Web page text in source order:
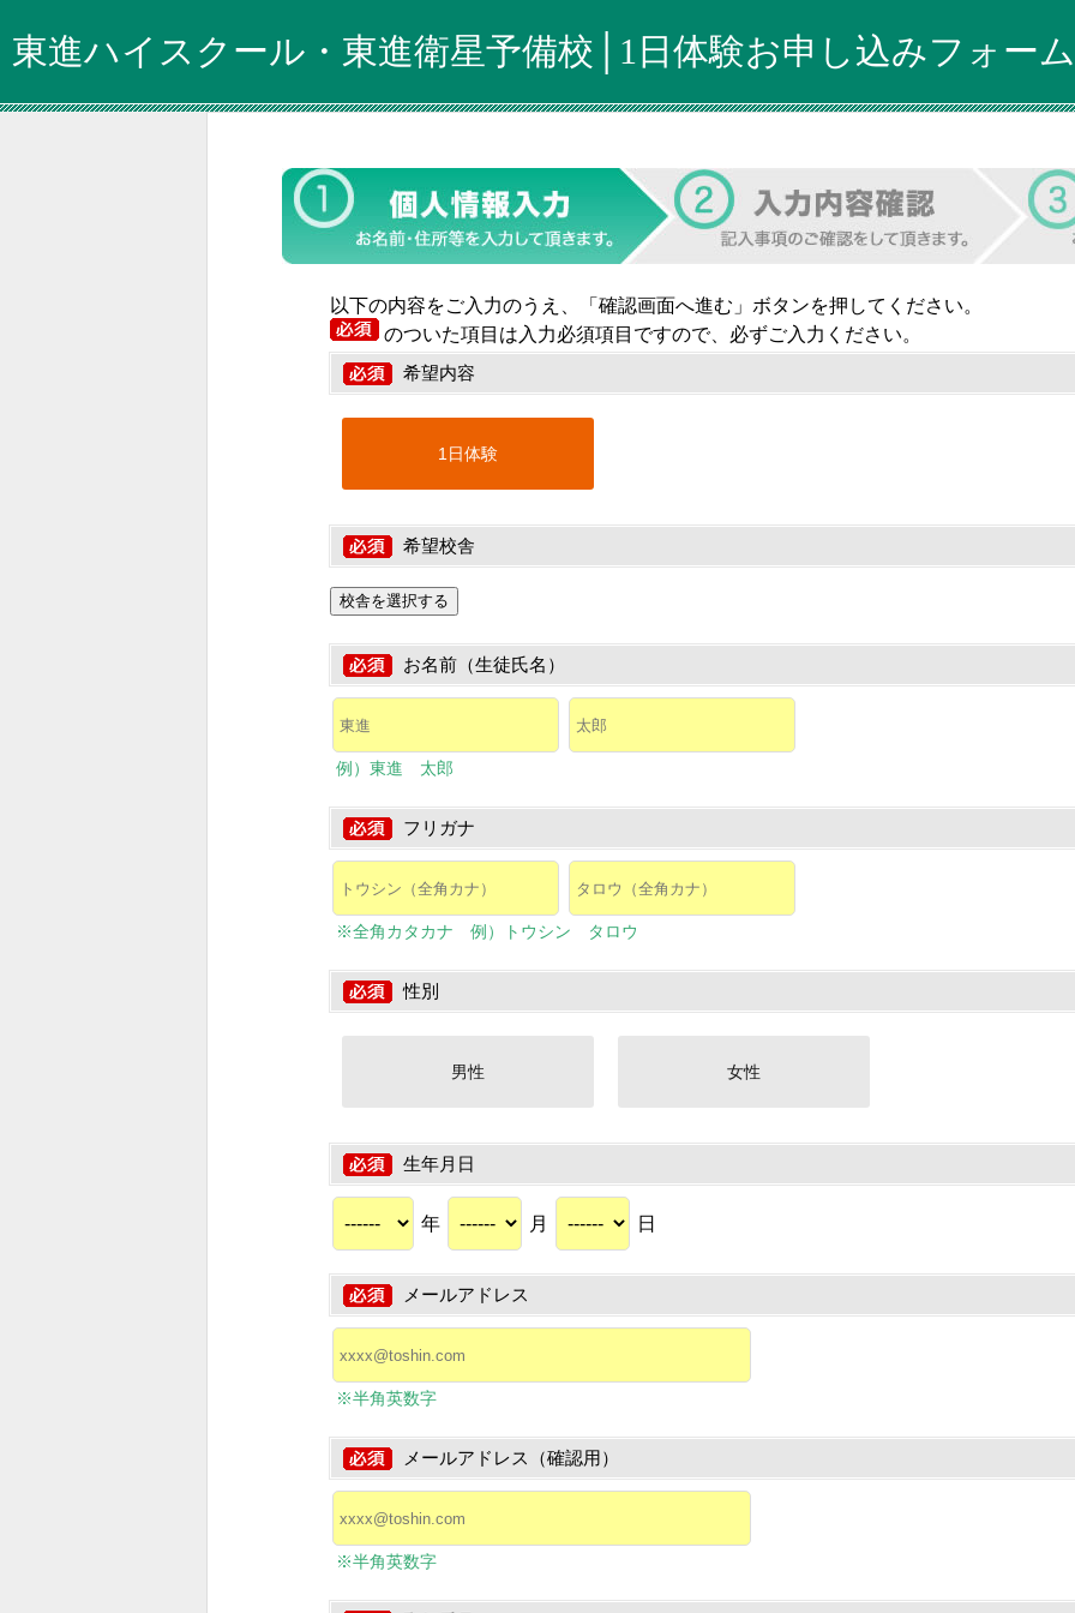
東進ハイスクール・東進衛星予備校│1日体験お申し込みフォーム
以下の内容をご入力のうえ、「確認画面へ進む」ボタンを押してください。
のついた項目は入力必須項目ですので、必ずご入力ください。
希望内容
1日体験
希望校舎
校舎を選択する
お名前（生徒氏名）
例）東進 太郎
フリガナ
※全角カタカナ 例）トウシン タロウ
性別
男性 女性
生年月日
年 月 日
メールアドレス
※半角英数字
メールアドレス（確認用）
※半角英数字